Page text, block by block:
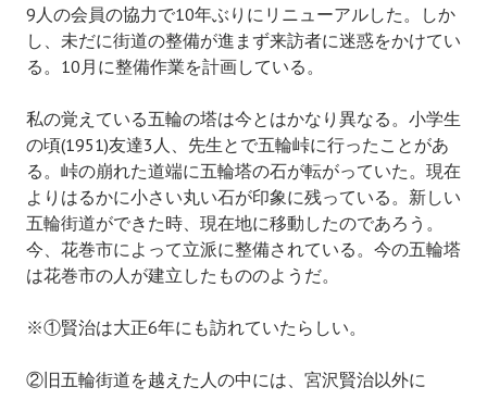
9人の会員の協力で10年ぶりにリニューアルした。しか
し、未だに街道の整備が進まず来訪者に迷惑をかけてい
る。10月に整備作業を計画している。
私の覚えている五輪の塔は今とはかなり異なる。小学生
の頃(1951)友達3人、先生とで五輪峠に行ったことがあ
る。峠の崩れた道端に五輪塔の石が転がっていた。現在
よりはるかに小さい丸い石が印象に残っている。新しい
五輪街道ができた時、現在地に移動したのであろう。
今、花巻市によって立派に整備されている。今の五輪塔
は花巻市の人が建立したもののようだ。
※①賢治は大正6年にも訪れていたらしい。
②旧五輪街道を越えた人の中には、宮沢賢治以外に